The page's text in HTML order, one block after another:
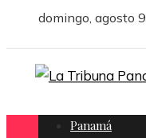
domingo, agosto 9
Panamá